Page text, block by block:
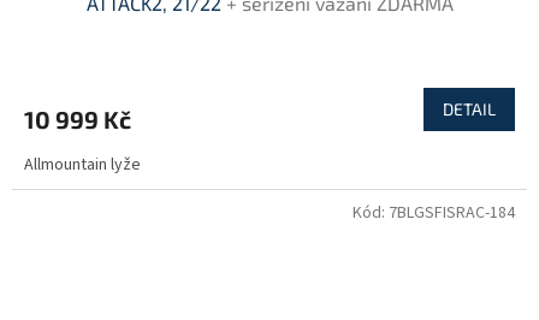
M
A
10 999 Kč DETAIL
Allmountain lyže
Kód: 7BLGSFISRAC-184